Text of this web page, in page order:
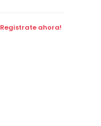
Registrate ahora!